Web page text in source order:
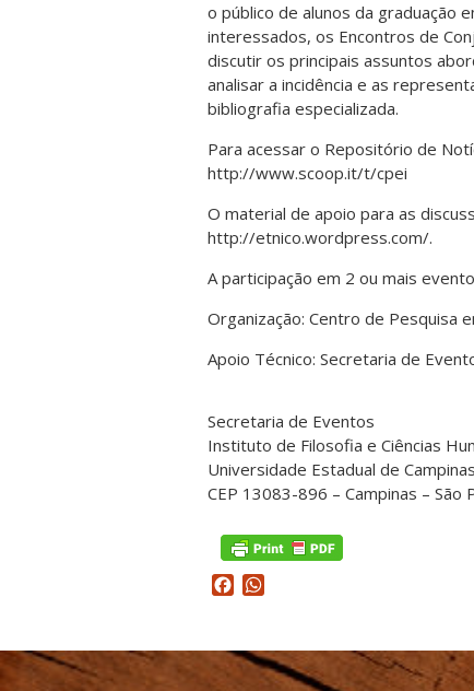
o público de alunos da graduação
interessados, os Encontros de
discutir os principais assuntos
analisar a incidência e as
bibliografia especializada.
Para acessar o Repositório de
http://www.scoop.it/t/cpei
O material de apoio para as
http://etnico.wordpress.com/.
A participação em 2 ou mais
Organização: Centro de Pesquisa
Apoio Técnico: Secretaria de
Secretaria de Eventos
Instituto de Filosofia e Ciências
Universidade Estadual de
CEP 13083-896 – Campinas – São
Facebook